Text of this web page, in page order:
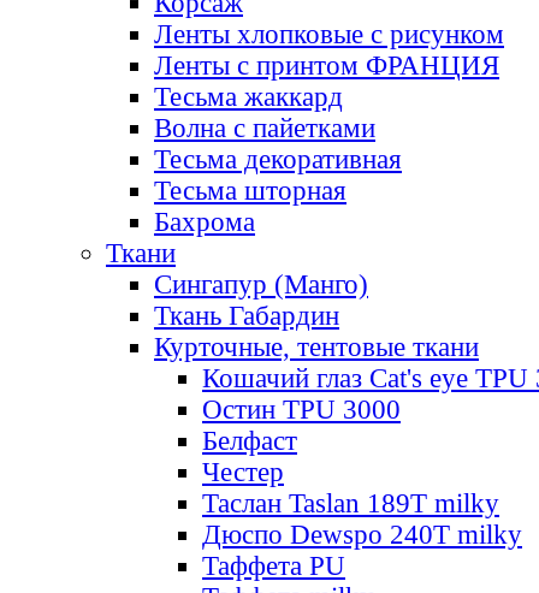
Ленты хлопковые с рисунком
Ленты с принтом ФРАНЦИЯ
Тесьма жаккард
Волна с пайетками
Тесьма декоративная
Тесьма шторная
Бахрома
Ткани
Сингапур (Манго)
Ткань Габардин
Курточные, тентовые ткани
Кошачий глаз Cat's eye TPU
Остин TPU 3000
Белфаст
Честер
Таслан Taslan 189T milky
Дюспо Dewspo 240T milky
Таффета PU